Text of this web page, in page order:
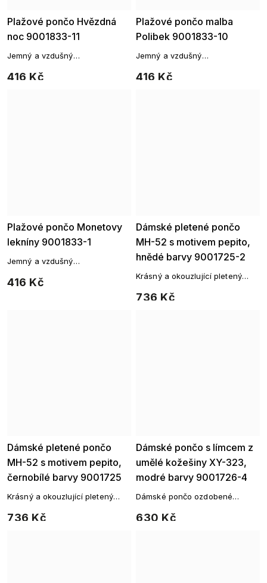
Plažové pončo Hvězdná
noc 9001833-11
416 Kč
Jemný a vzdušný
originální přehoz přes vaše
Plažové pončo malba
Polibek 9001833-10
416 Kč
Jemný a vzdušný
originální přehoz přes vaše
Plažové pončo Monetovy
lekníny 9001833-1
416 Kč
Jemný a vzdušný
originální přehoz přes vaše
Dámské pletené pončo
MH-52 s motivem pepito,
hnědé barvy 9001725-2
736 Kč
Krásný a okouzlující pletený
zakončením, který vás zahřeje
Dámské pletené pončo
MH-52 s motivem pepito,
černobílé barvy 9001725
736 Kč
Krásný a okouzlující pletený
zakončením, který vás zahřeje
Dámské pončo s límcem z
umělé kožešiny XY-323,
modré barvy 9001726-4
630 Kč
Dámské pončo ozdobené
trojúhelníkovým zakončením a